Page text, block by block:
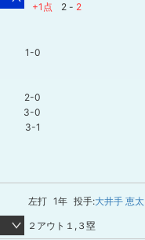
+1点
2 - 2
1-0
2-0
3-0
3-1
左打 1年 投手:大井手 恵太
２アウト１,３塁